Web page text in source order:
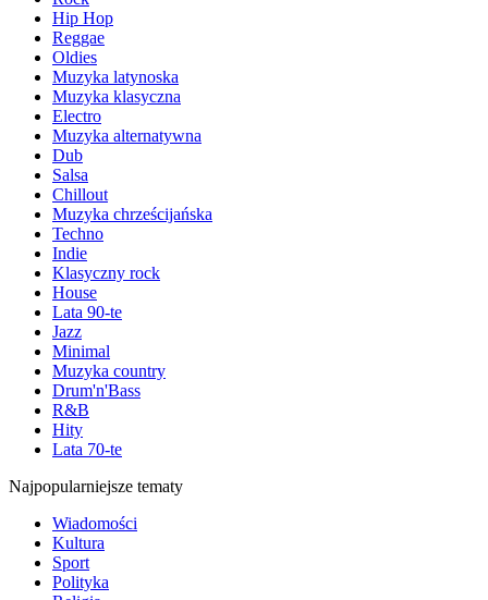
Hip Hop
Reggae
Oldies
Muzyka latynoska
Muzyka klasyczna
Electro
Muzyka alternatywna
Dub
Salsa
Chillout
Muzyka chrześcijańska
Techno
Indie
Klasyczny rock
House
Lata 90-te
Jazz
Minimal
Muzyka country
Drum'n'Bass
R&B
Hity
Lata 70-te
Najpopularniejsze tematy
Wiadomości
Kultura
Sport
Polityka